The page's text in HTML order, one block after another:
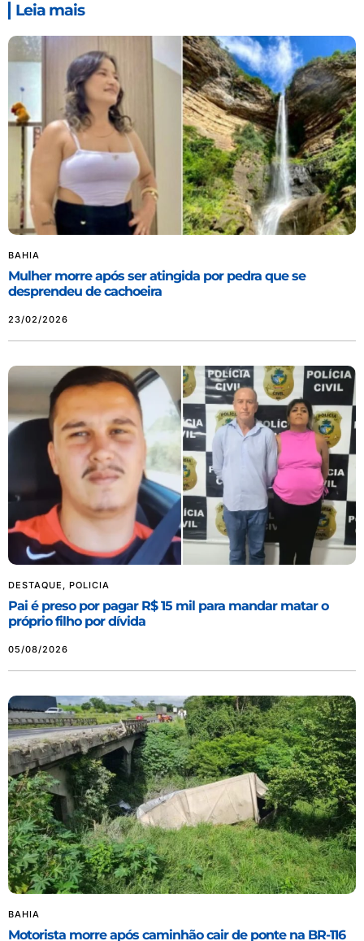
Leia mais
BAHIA
Mulher morre após ser atingida por pedra que se
desprendeu de cachoeira
23/02/2026
DESTAQUE POLICIA
Pai é preso por pagar R$ 15 mil para mandar matar o
próprio filho por dívida
05/08/2026
BAHIA
Motorista morre após caminhão cair de ponte na BR-116